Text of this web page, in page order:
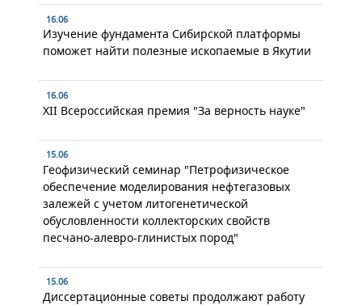
16.06
Изучение фундамента Сибирской платформы
поможет найти полезные ископаемые в Якутии
16.06
XII Всероссийская премия "За верность науке"
15.06
Геофизический семинар "Петрофизическое
обеспечение моделирования нефтегазовых
залежей с учетом литогенетической
обусловленности коллекторских свойств
песчано-алевро-глинистых пород"
15.06
Диссертационные советы продолжают работу